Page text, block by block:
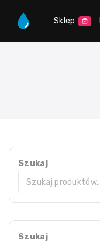
Sklep
Szukaj
Szukaj